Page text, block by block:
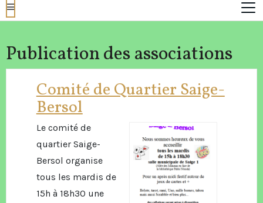
Publication des associations
Comité de Quartier Saige-
Bersol
Le comité de
quartier Saige-
Bersol organise
tous les mardis de
15h à 18h30 une